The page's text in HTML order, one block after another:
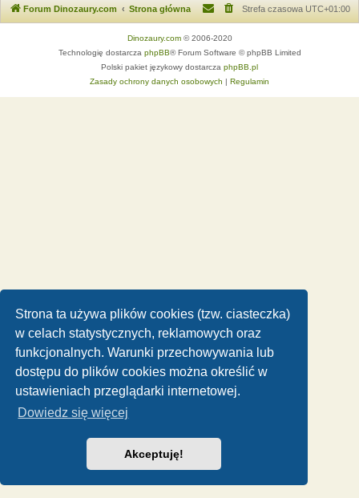
Strona ta używa plików cookies (tzw. ciasteczka)
w celach statystycznych, reklamowych oraz
funkcjonalnych. Warunki przechowywania lub
dostępu do plików cookies można określić w
ustawieniach przeglądarki internetowej.
Dowiedz się więcej
Akceptuję!
Forum Dinozaury.com Strona główna Strefa czasowa UTC+01:00
Dinozaury.com© 2006-2020
Technologię dostarcza phpBB® Forum Software © phpBB Limited
Polski pakiet językowy dostarcza phpBB.pl
Zasady ochrony danych osobowych | Regulamin